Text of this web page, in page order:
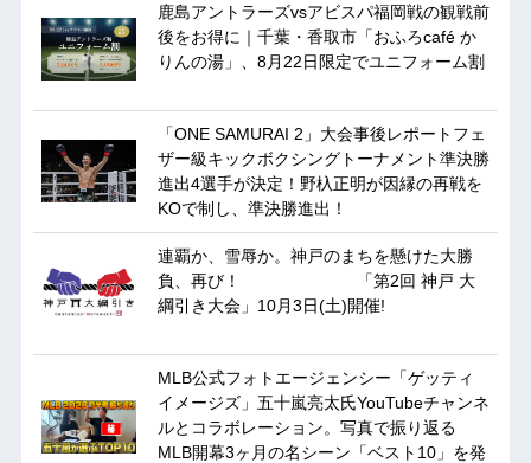
鹿島アントラーズvsアビスパ福岡戦の観戦前
後をお得に｜千葉・香取市「おふろcafé か
りんの湯」、8月22日限定でユニフォーム割
「ONE SAMURAI 2」大会事後レポートフェ
ザー級キックボクシングトーナメント準決勝
進出4選手が決定！野杁正明が因縁の再戦を
KOで制し、準決勝進出！
連覇か、雪辱か。神戸のまちを懸けた大勝
負、再び！ 「第2回 神戸 大
綱引き大会」10月3日(土)開催!
MLB公式フォトエージェンシー「ゲッティ
イメージズ」五十嵐亮太氏YouTubeチャンネ
ルとコラボレーション。写真で振り返る
MLB開幕3ヶ月の名シーン「ベスト10」を発